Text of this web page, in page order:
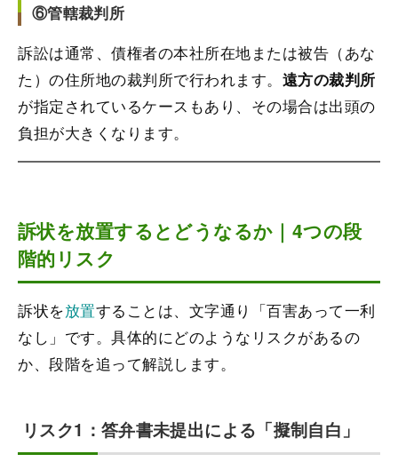
⑥管轄裁判所
訴訟は通常、債権者の本社所在地または被告（あな
た）の住所地の裁判所で行われます。 遠方の裁判所
が指定されているケースもあり、その場合は出頭の
負担が大きくなります。
訴状を放置するとどうなるか｜4つの段
階的リスク
訴状を放置することは、文字通り「百害あって一利
なし」です。具体的にどのようなリスクがあるの
か、段階を追って解説します。
リスク1：答弁書未提出による「擬制自白」